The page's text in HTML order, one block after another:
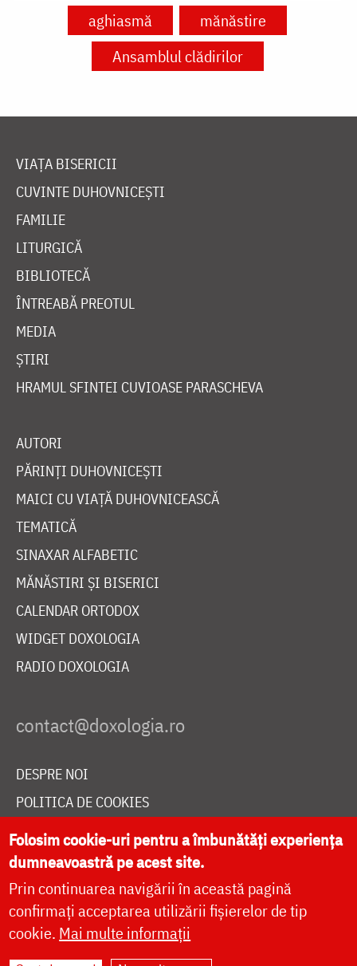
aghiasmă
mănăstire
Ansamblul clădirilor
VIAȚA BISERICII
CUVINTE DUHOVNICEȘTI
FAMILIE
LITURGICĂ
BIBLIOTECĂ
ÎNTREABĂ PREOTUL
MEDIA
ȘTIRI
HRAMUL SFINTEI CUVIOASE PARASCHEVA
AUTORI
PĂRINȚI DUHOVNICEȘTI
MAICI CU VIAȚĂ DUHOVNICEASCĂ
TEMATICĂ
SINAXAR ALFABETIC
MĂNĂSTIRI ȘI BISERICI
CALENDAR ORTODOX
WIDGET DOXOLOGIA
RADIO DOXOLOGIA
DESPRE NOI
POLITICA DE COOKIES
DONEAZĂ ONLINE PENTRU CATEDRALA NAȚIONALĂ
LIVE
Folosim cookie-uri pentru a îmbunătăți experiența
dumneavoastră pe acest site.
Prin continuarea navigării în această pagină
confirmați acceptarea utilizării fișierelor de tip
cookie. Mai multe informații